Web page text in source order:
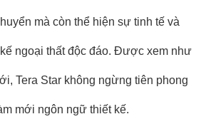
mà còn thể hiện sự tinh tế và
ngoại thất độc đáo. Được xem như
Tera Star không ngừng tiên phong
mới ngôn ngữ thiết kế.